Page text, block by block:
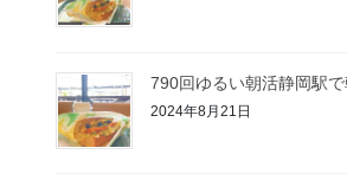
790回ゆるい朝活静岡駅
2024年8月21日